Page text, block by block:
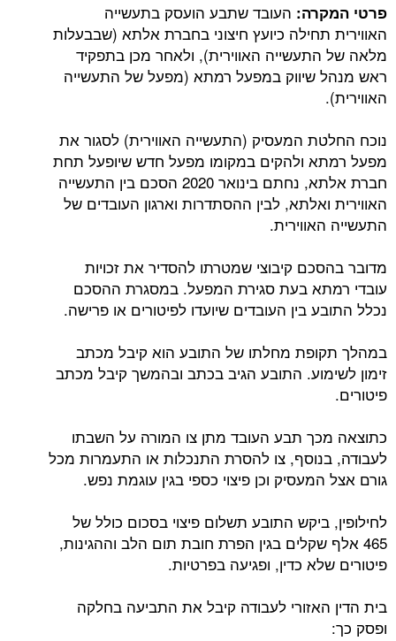
פרטי המקרה: העובד שתבע הועסק בתעשייה
האווירית תחילה כיועץ חיצוני בחברת אלתא (שבבעלות
מלאה של התעשייה האווירית), ולאחר מכן בתפקיד
ראש מנהל שיווק במפעל רמתא (מפעל של התעשייה
האווירית).
נוכח החלטת המעסיק (התעשייה האווירית) לסגור את
מפעל רמתא ולהקים במקומו מפעל חדש שיופעל תחת
חברת אלתא, נחתם בינואר 2020 הסכם בין התעשייה
האווירית ואלתא, לבין ההסתדרות וארגון העובדים של
התעשייה האווירית.
מדובר בהסכם קיבוצי שמטרתו להסדיר את זכויות
עובדי רמתא בעת סגירת המפעל. במסגרת ההסכם
נכלל התובע בין העובדים שיועדו לפיטורים או פרישה.
במהלך תקופת מחלתו של התובע הוא קיבל מכתב
זימון לשימוע. התובע הגיב בכתב ובהמשך קיבל מכתב
פיטורים.
כתוצאה מכך תבע העובד מתן צו המורה על השבתו
לעבודה, בנוסף, צו להסרת התנכלות או התעמרות מכל
גורם אצל המעסיק וכן פיצוי כספי בגין עוגמת נפש.
לחילופין, ביקש התובע תשלום פיצוי בסכום כולל של
465 אלף שקלים בגין הפרת חובת תום הלב וההגינות,
פיטורים שלא כדין, ופגיעה בפרטיות.
בית הדין האזורי לעבודה קיבל את התביעה בחלקה
ופסק כך: